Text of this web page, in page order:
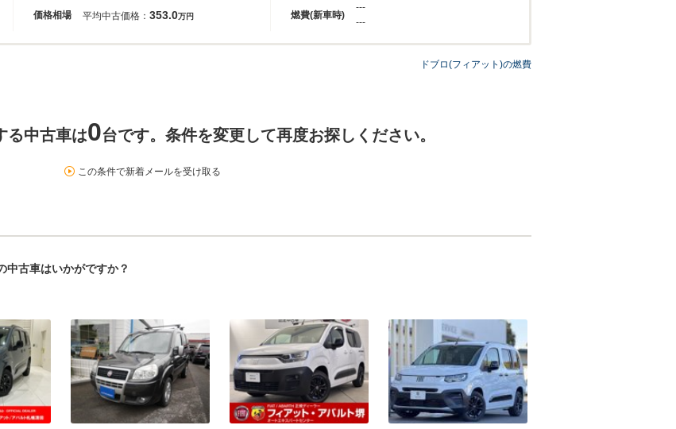
価格相場 燃費(新車時)
平均中古価格： 353.0万円
---
---
ドブロ(フィアット)の燃費
る中古車は0台です。条件を変更して再度お探しください。
この条件で新着メールを受け取る
中古車はいかがですか？